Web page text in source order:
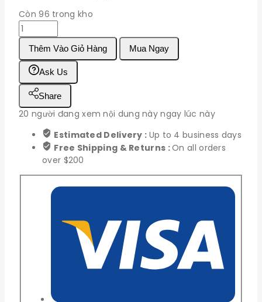
Còn 96 trong kho
Biến
Trở
Volume
Đôi
100K
lượng
Thêm Vào Giỏ Hàng Mua Ngay
Ask Us
Share
20 người đang xem nội dung này ngay lúc này
Estimated Delivery : Up to 4 business days
Free Shipping & Returns :On all orders
over $200